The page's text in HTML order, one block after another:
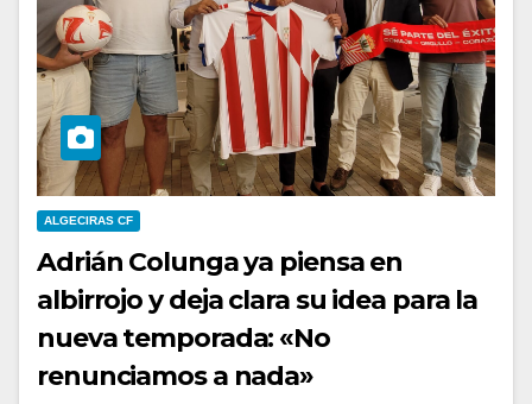
ALGECIRAS CF
Adrián Colunga ya piensa en
albirrojo y deja clara su idea para la
nueva temporada: «No
renunciamos a nada»